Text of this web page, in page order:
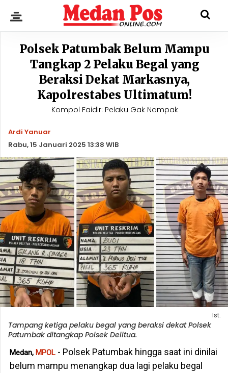
Polsek Patumbak Belum Mampu
Tangkap 2 Pelaku Begal yang
Beraksi Dekat Markasnya,
Kapolrestabes Ultimatum!
Kompol Faidir: Pelaku Gak Nampak
Ardi Yanuar
Rabu, 15 Januari 2025 13:38 WIB
Ist.
Tampang ketiga pelaku begal yang beraksi dekat Polsek
Patumbak ditangkap Polsek Delitua.
Medan, MPOL- Polsek Patumbak hingga saat ini dinilai
belum mampu menangkap dua lagi pelaku begal